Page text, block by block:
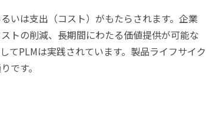
いは支出（コスト）がもたらされます。企業
トの削減、長期間にわたる価値提供が可能な
てPLMは実践されています。製品ライフサイク
です。